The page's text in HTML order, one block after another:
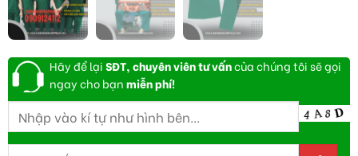
Hãy để lạiSĐT, chuyên viên tư vấncủa chúng tôi sẽ gọi
ngay cho bạnmiễn phí!